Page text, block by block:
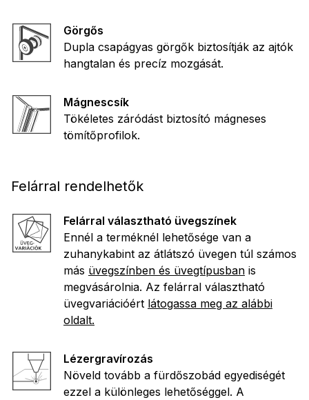
Görgős
Dupla csapágyas görgők biztosítják az ajtók
hangtalan és precíz mozgását.
Mágnescsík
Tökéletes záródást biztosító mágneses
tömítőprofilok.
Felárral rendelhetők
Felárral választható üvegszínek
Ennél a terméknél lehetősége van a
zuhanykabint az átlátszó üvegen túl számos
más üvegszínben és üvegtípusban is
megvásárolnia. Az felárral választható
üvegvariációért látogassa meg az alábbi
oldalt.
Lézergravírozás
Növeld tovább a fürdőszobád egyediségét
ezzel a különleges lehetőséggel. A